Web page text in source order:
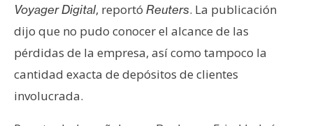
e
c
u
r
Voyager Digital, reportó Reuters. La publicación
dijo que no pudo conocer el alcance de las
pérdidas de la empresa, así como tampoco la
cantidad exacta de depósitos de clientes
involucrada.